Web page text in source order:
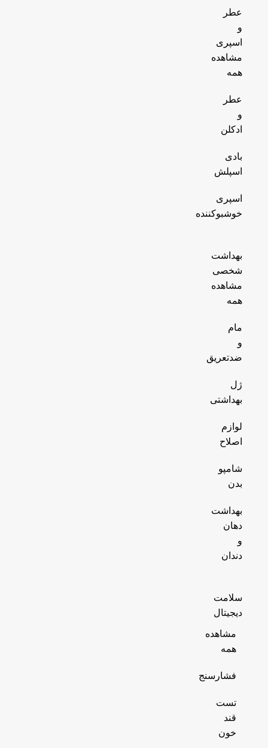
عطر
و
اسپری
مشاهده
همه
عطر
و
ادکلن
بادی
اسپلش
اسپری
خوشبوکننده
بهداشت
شخصی
مشاهده
همه
مام
و
ضدتعریق
ژل
بهداشتی
لوازم
اصلاح
شامپو
بدن
بهداشت
دهان
و
دندان
سلامت
دیجیتال
مشاهده
همه
فشارسنج
تست
قند
خون